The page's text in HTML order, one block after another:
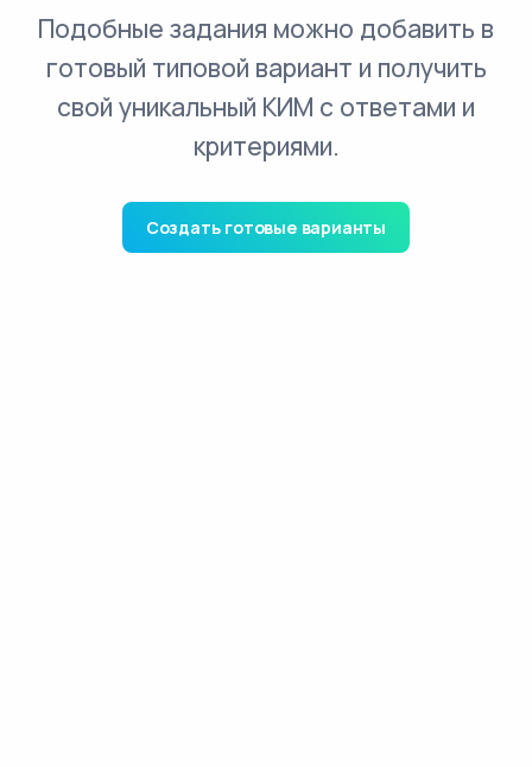
Подобные задания можно добавить в
готовый типовой вариант и получить
свой уникальный КИМ с ответами и
критериями.
Создать готовые варианты